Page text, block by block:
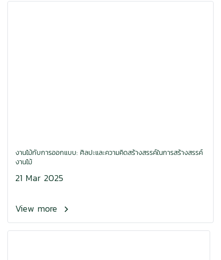
งานไม้กับการออกแบบ: ศิลปะและความคิดสร้างสรรค์ในการสร้างสรรค์
งานไม้
21 Mar 2025
View more